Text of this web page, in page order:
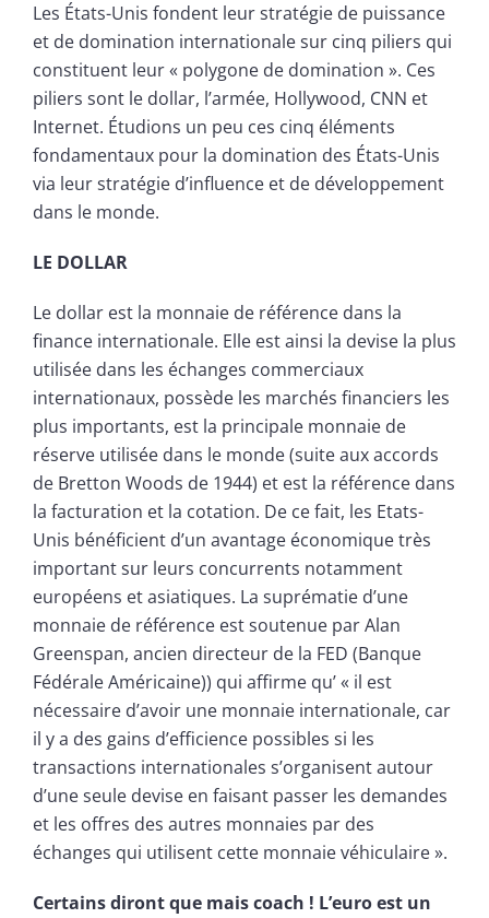
Les États-Unis fondent leur stratégie de puissance
et de domination internationale sur cinq piliers qui
constituent leur « polygone de domination ». Ces
piliers sont le dollar, l’armée, Hollywood, CNN et
Internet. Étudions un peu ces cinq éléments
fondamentaux pour la domination des États-Unis
via leur stratégie d’influence et de développement
dans le monde.
LE DOLLAR
Le dollar est la monnaie de référence dans la
finance internationale. Elle est ainsi la devise la plus
utilisée dans les échanges commerciaux
internationaux, possède les marchés financiers les
plus importants, est la principale monnaie de
réserve utilisée dans le monde (suite aux accords
de Bretton Woods de 1944) et est la référence dans
la facturation et la cotation. De ce fait, les Etats-
Unis bénéficient d’un avantage économique très
important sur leurs concurrents notamment
européens et asiatiques. La suprématie d’une
monnaie de référence est soutenue par Alan
Greenspan, ancien directeur de la FED (Banque
Fédérale Américaine)) qui affirme qu’ « il est
nécessaire d’avoir une monnaie internationale, car
il y a des gains d’efficience possibles si les
transactions internationales s’organisent autour
d’une seule devise en faisant passer les demandes
et les offres des autres monnaies par des
échanges qui utilisent cette monnaie véhiculaire ».
Certains diront que mais coach ! L’euro est un